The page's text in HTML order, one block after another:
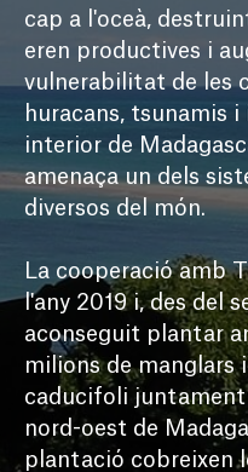
cap a l'oceà,
eren productives i
vulnerabilitat de les
huracans, tsunamis
interior de
amenaça un dels
diversos del món.
La cooperació amb
l'any 2019 i, des del
aconseguit plantar
milions de manglars
caducifoli juntament
nord-oest de
plantació cobreixen